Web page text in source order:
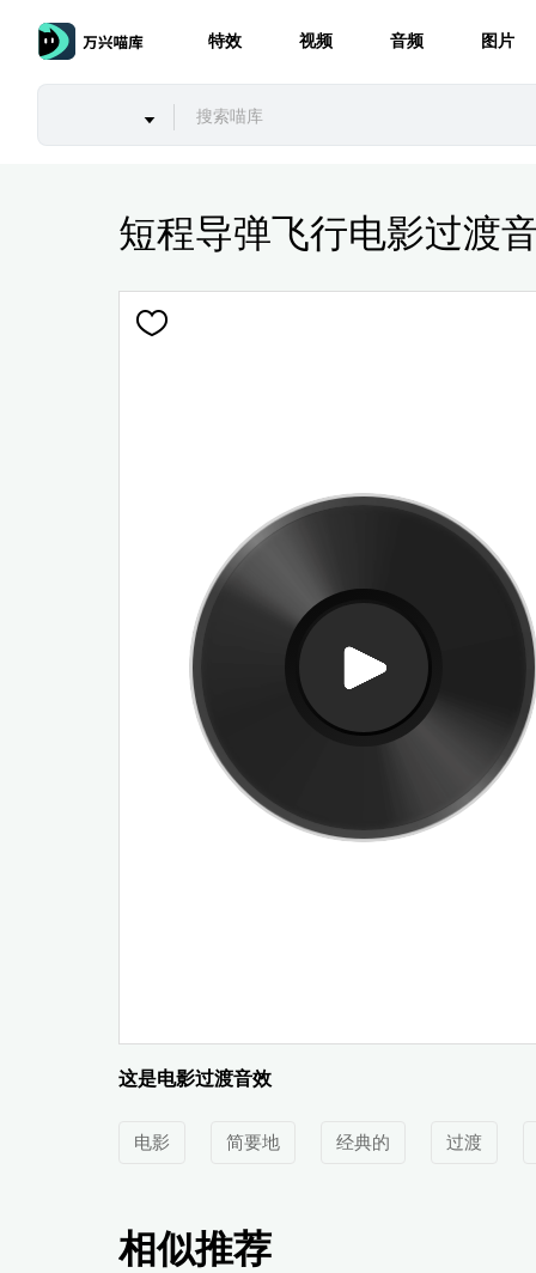
特效 视频 音频 图片
短程导弹飞行电影过渡
这是电影过渡音效
电影 简要地 经典的 过渡
相似推荐